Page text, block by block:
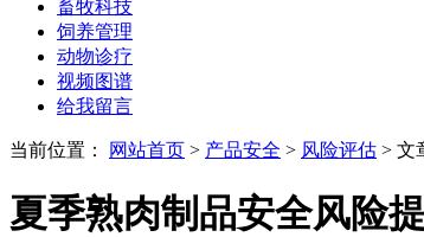
畜牧科技
饲养管理
动物诊疗
视频图谱
给我留言
当前位置： 网站首页 > 产品安全 > 风险评估 > 文
夏季熟肉制品安全风险